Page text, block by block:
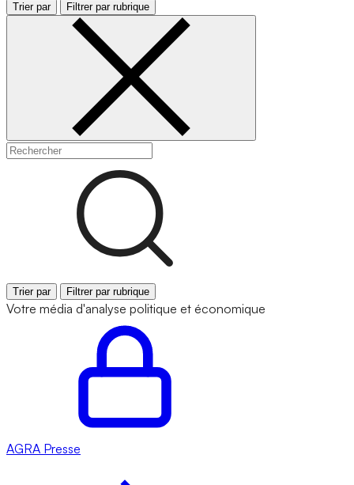
Trier par Filtrer par rubrique
Trier par Filtrer par rubrique
Votre média d'analyse politique et économique
AGRA Presse